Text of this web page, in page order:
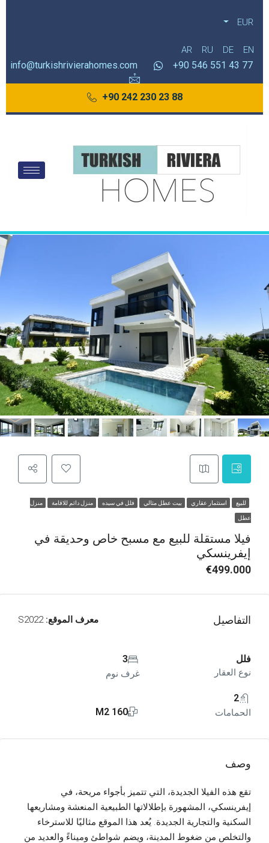
EUR
EN
DE
RU
AR
77 43 551 546 90+
info@turkishrivierahomes.com
88 23 230 242 90+
للبيع استثمار عقاري بيت عطل مثالي فلل في سيده منزل دائم للاقامة منزل
عطل
فيلا مستقلة للبيع مع مسبح خاص وحديقة في
إيفرينسكي
€499.000
التفاصيل معرف الموقع: S2022
فلل
نوع العقار
3
غرف نوم
2
الحمامات 160 M2
وصف
تقع هذه الفيلا الجديدة، التي تتميز بأجواء مريحة، في
إيفرينسكي، المشهورة بإطلالاتها الطبيعية المنعشة ومشاريعها
السكنية والتجارية الجديدة. يُعد هذا الموقع مثاليًا للاسترخاء
والتخلص من ضغوط المدينة، ويضم شواطئ وميناءً والعديد من